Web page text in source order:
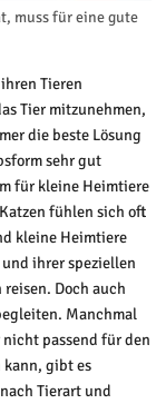
muss für eine gute
Tieren
Tier mitzunehmen,
die beste Lösung
sehr gut
für kleine Heimtiere
fühlen sich oft
kleine Heimtiere
ihrer speziellen
Doch auch
Manchmal
passend für den
gibt es
Tierart und